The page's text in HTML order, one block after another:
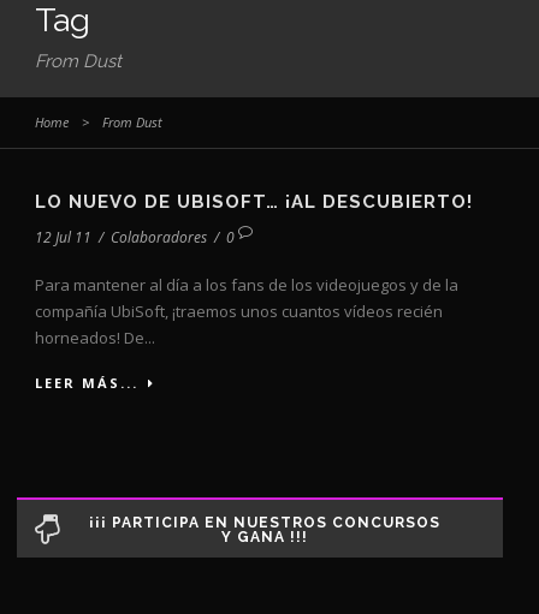
Tag
From Dust
Home > From Dust
LO NUEVO DE UBISOFT… ¡AL DESCUBIERTO!
12 Jul 11 / Colaboradores / 0
Para mantener al día a los fans de los videojuegos y de la
compañía UbiSoft, ¡traemos unos cuantos vídeos recién
horneados! De...
LEER MÁS...
¡¡¡ PARTICIPA EN NUESTROS CONCURSOS
Y GANA !!!